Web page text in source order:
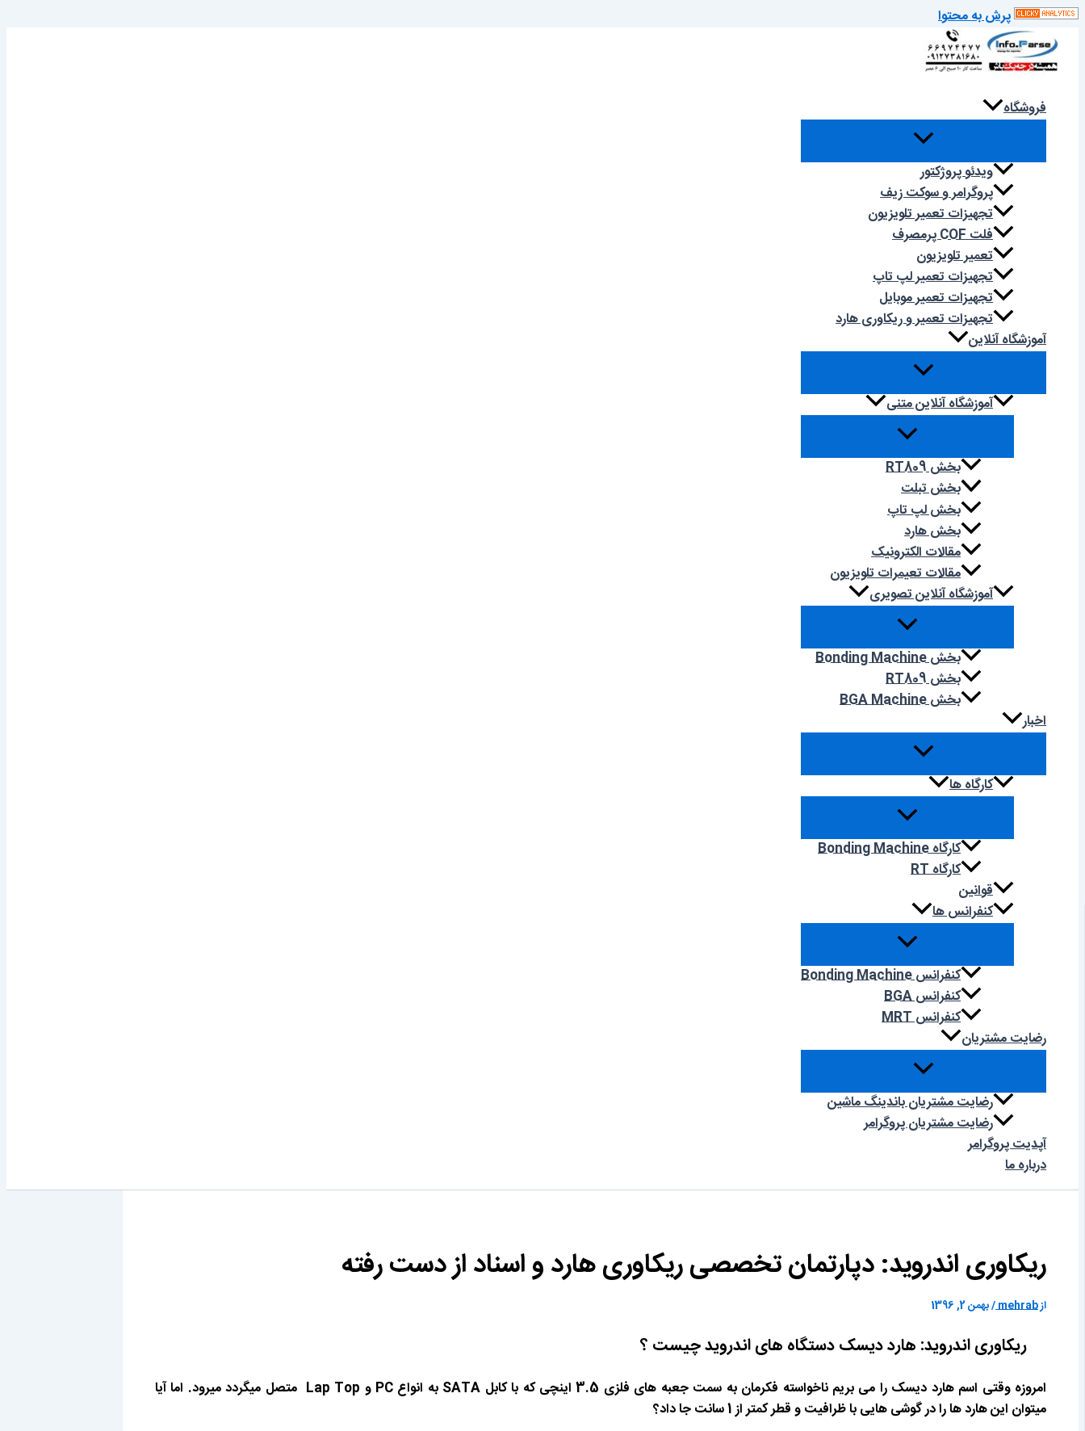
پرش به محتوا
فروشگاه
ویدئو پروژکتور
پروگرامر و سوکت زیف
تجهیزات تعمیر تلویزیون
فلت COF پرمصرف
تعمیر تلویزیون
تجهیزات تعمیر لپ تاپ
تجهیزات تعمیر موبایل
تجهیزات تعمیر و ریکاوری هارد
آموزشگاه آنلاین
آموزشگاه آنلاین متنی
بخش RT809
بخش تبلت
بخش لپ تاپ
بخش هارد
مقالات الکترونیک
مقالات تعیمرات تلویزیون
آموزشگاه آنلاین تصویری
بخش Bonding Machine
بخش RT809
بخش BGA Machine
اخبار
کارگاه ها
کارگاه Bonding Machine
کارگاه RT
قوانین
کنفرانس ها
کنفرانس Bonding Machine
کنفرانس BGA
کنفرانس MRT
رضایت مشتریان
رضایت مشتریان باندینگ ماشین
رضایت مشتریان پروگرامر
آپدیت‌ پروگرامر
درباره ما
ریکاوری اندروید: دپارتمان تخصصی ریکاوری هارد و اسناد از دست رفته
ازmehrab
/بهمن 2, 1396
ریکاوری اندروید: هارد دیسک دستگاه های اندروید چیست ؟
امروزه وقتی اسم هارد دیسک را می بریم ناخواسته فکرمان به سمت جعبه های فلزی 3.5 اینچی که با کابل SATA به انواع PC و Lap Top متصل میگردد میرود. اما آیا
میتوان این هارد ها را در گوشی هایی با ظرافیت و قطر کمتر از 1 سانت جا داد؟